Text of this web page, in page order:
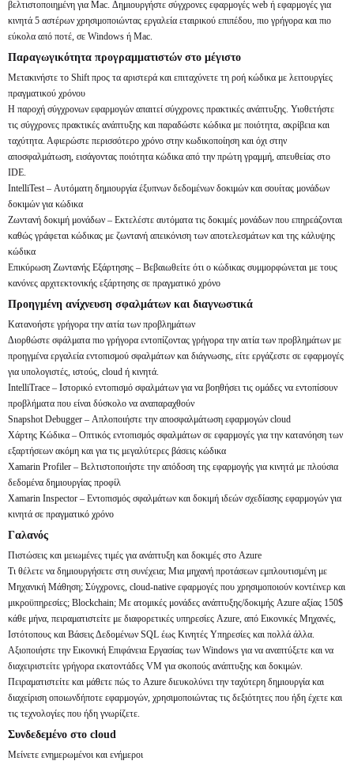
βελτιστοποιημένη για Mac. Δημιουργήστε σύγχρονες εφαρμογές web ή εφαρμογές για
κινητά 5 αστέρων χρησιμοποιώντας εργαλεία εταιρικού επιπέδου, πιο γρήγορα και πιο
εύκολα από ποτέ, σε Windows ή Mac.
Παραγωγικότητα προγραμματιστών στο μέγιστο
Μετακινήστε το Shift προς τα αριστερά και επιταχύνετε τη ροή κώδικα με λειτουργίες
πραγματικού χρόνου
Η παροχή σύγχρονων εφαρμογών απαιτεί σύγχρονες πρακτικές ανάπτυξης. Υιοθετήστε
τις σύγχρονες πρακτικές ανάπτυξης και παραδώστε κώδικα με ποιότητα, ακρίβεια και
ταχύτητα. Αφιερώστε περισσότερο χρόνο στην κωδικοποίηση και όχι στην
αποσφαλμάτωση, εισάγοντας ποιότητα κώδικα από την πρώτη γραμμή, απευθείας στο
IDE.
IntelliTest – Αυτόματη δημιουργία έξυπνων δεδομένων δοκιμών και σουίτας μονάδων
δοκιμών για κώδικα
Ζωντανή δοκιμή μονάδων – Εκτελέστε αυτόματα τις δοκιμές μονάδων που επηρεάζονται
καθώς γράφεται κώδικας με ζωντανή απεικόνιση των αποτελεσμάτων και της κάλυψης
κώδικα
Επικύρωση Ζωντανής Εξάρτησης – Βεβαιωθείτε ότι ο κώδικας συμμορφώνεται με τους
κανόνες αρχιτεκτονικής εξάρτησης σε πραγματικό χρόνο
Προηγμένη ανίχνευση σφαλμάτων και διαγνωστικά
Κατανοήστε γρήγορα την αιτία των προβλημάτων
Διορθώστε σφάλματα πιο γρήγορα εντοπίζοντας γρήγορα την αιτία των προβλημάτων με
προηγμένα εργαλεία εντοπισμού σφαλμάτων και διάγνωσης, είτε εργάζεστε σε εφαρμογές
για υπολογιστές, ιστούς, cloud ή κινητά.
IntelliTrace – Ιστορικό εντοπισμό σφαλμάτων για να βοηθήσει τις ομάδες να εντοπίσουν
προβλήματα που είναι δύσκολο να αναπαραχθούν
Snapshot Debugger – Απλοποιήστε την αποσφαλμάτωση εφαρμογών cloud
Χάρτης Κώδικα – Οπτικός εντοπισμός σφαλμάτων σε εφαρμογές για την κατανόηση των
εξαρτήσεων ακόμη και για τις μεγαλύτερες βάσεις κώδικα
Xamarin Profiler – Βελτιστοποιήστε την απόδοση της εφαρμογής για κινητά με πλούσια
δεδομένα δημιουργίας προφίλ
Xamarin Inspector – Εντοπισμός σφαλμάτων και δοκιμή ιδεών σχεδίασης εφαρμογών για
κινητά σε πραγματικό χρόνο
Γαλανός
Πιστώσεις και μειωμένες τιμές για ανάπτυξη και δοκιμές στο Azure
Τι θέλετε να δημιουργήσετε στη συνέχεια; Μια μηχανή προτάσεων εμπλουτισμένη με
Μηχανική Μάθηση; Σύγχρονες, cloud-native εφαρμογές που χρησιμοποιούν κοντέινερ και
μικροϋπηρεσίες; Blockchain; Με ατομικές μονάδες ανάπτυξης/δοκιμής Azure αξίας 150$
κάθε μήνα, πειραματιστείτε με διαφορετικές υπηρεσίες Azure, από Εικονικές Μηχανές,
Ιστότοπους και Βάσεις Δεδομένων SQL έως Κινητές Υπηρεσίες και πολλά άλλα.
Αξιοποιήστε την Εικονική Επιφάνεια Εργασίας των Windows για να αναπτύξετε και να
διαχειριστείτε γρήγορα εκατοντάδες VM για σκοπούς ανάπτυξης και δοκιμών.
Πειραματιστείτε και μάθετε πώς το Azure διευκολύνει την ταχύτερη δημιουργία και
διαχείριση οποιωνδήποτε εφαρμογών, χρησιμοποιώντας τις δεξιότητες που ήδη έχετε και
τις τεχνολογίες που ήδη γνωρίζετε.
Συνδεδεμένο στο cloud
Μείνετε ενημερωμένοι και ενήμεροι